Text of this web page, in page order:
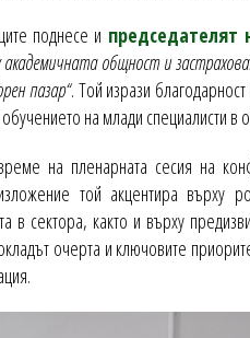
поднесе и председателят
общност и
пазар“. Той изрази
на млади специалисти в
на пленарната сесия на
той акцентира върху
в сектора, както и върху
очерта и ключовите